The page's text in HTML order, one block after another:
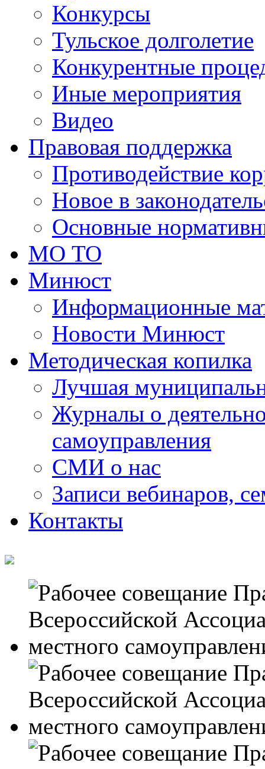
Конкурсы
Тульское долголетие
Конкурентные
Иные мероприятия
Видео
Правовая поддержка
Противодействие
Новое в
Основные
МО ТО
Минюст
Информационные
Новости Минюст
Методическая копилка
Лучшая
Журналы о
самоуправления
СМИ о нас
Записи вебинаров,
Контакты